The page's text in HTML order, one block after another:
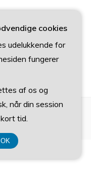
39
cookies
udelukkende for
fungerer
af os og
når din session
tid.
OK